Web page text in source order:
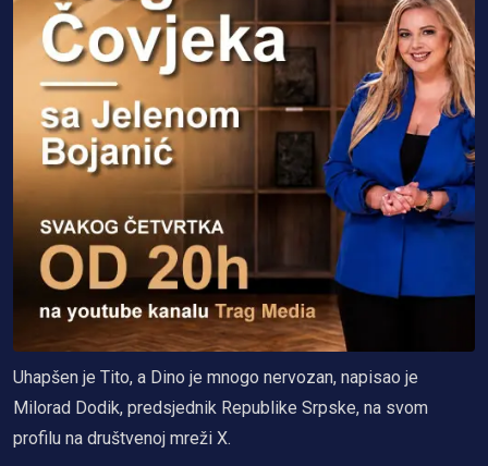
Uhapšen je Tito, a Dino je mnogo nervozan, napisao je
Milorad Dodik, predsjednik Republike Srpske, na svom
profilu na društvenoj mreži X.